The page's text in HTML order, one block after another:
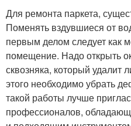
Для ремонта паркета,
Поменять вздувшиеся от
первым делом следует как
помещение. Надо открыть
сквозняка, который
этого необходимо убрать
такой работы лучше
профессионалов,